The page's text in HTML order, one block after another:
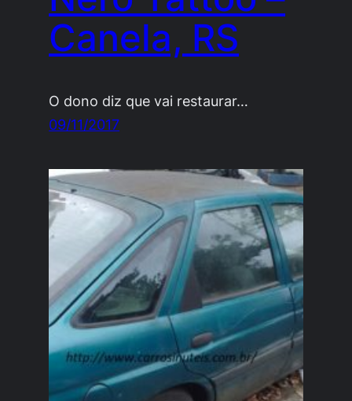
Canela, RS
O dono diz que vai restaurar…
09/11/2017